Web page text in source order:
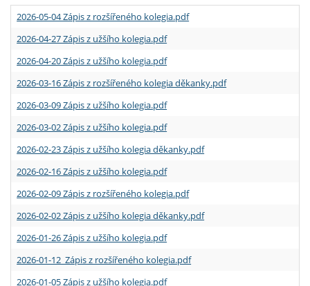
2026-05-04 Zápis z rozšířeného kolegia.pdf
2026-04-27 Zápis z užšího kolegia.pdf
2026-04-20 Zápis z užšího kolegia.pdf
2026-03-16 Zápis z rozšířeného kolegia děkanky.pdf
2026-03-09 Zápis z užšího kolegia.pdf
2026-03-02 Zápis z užšího kolegia.pdf
2026-02-23 Zápis z užšího kolegia děkanky.pdf
2026-02-16 Zápis z užšího kolegia.pdf
2026-02-09 Zápis z rozšířeného kolegia.pdf
2026-02-02 Zápis z užšího kolegia děkanky.pdf
2026-01-26 Zápis z užšího kolegia.pdf
2026-01-12 Zápis z rozšířeného kolegia.pdf
2026-01-05 Zápis z užšího kolegia.pdf